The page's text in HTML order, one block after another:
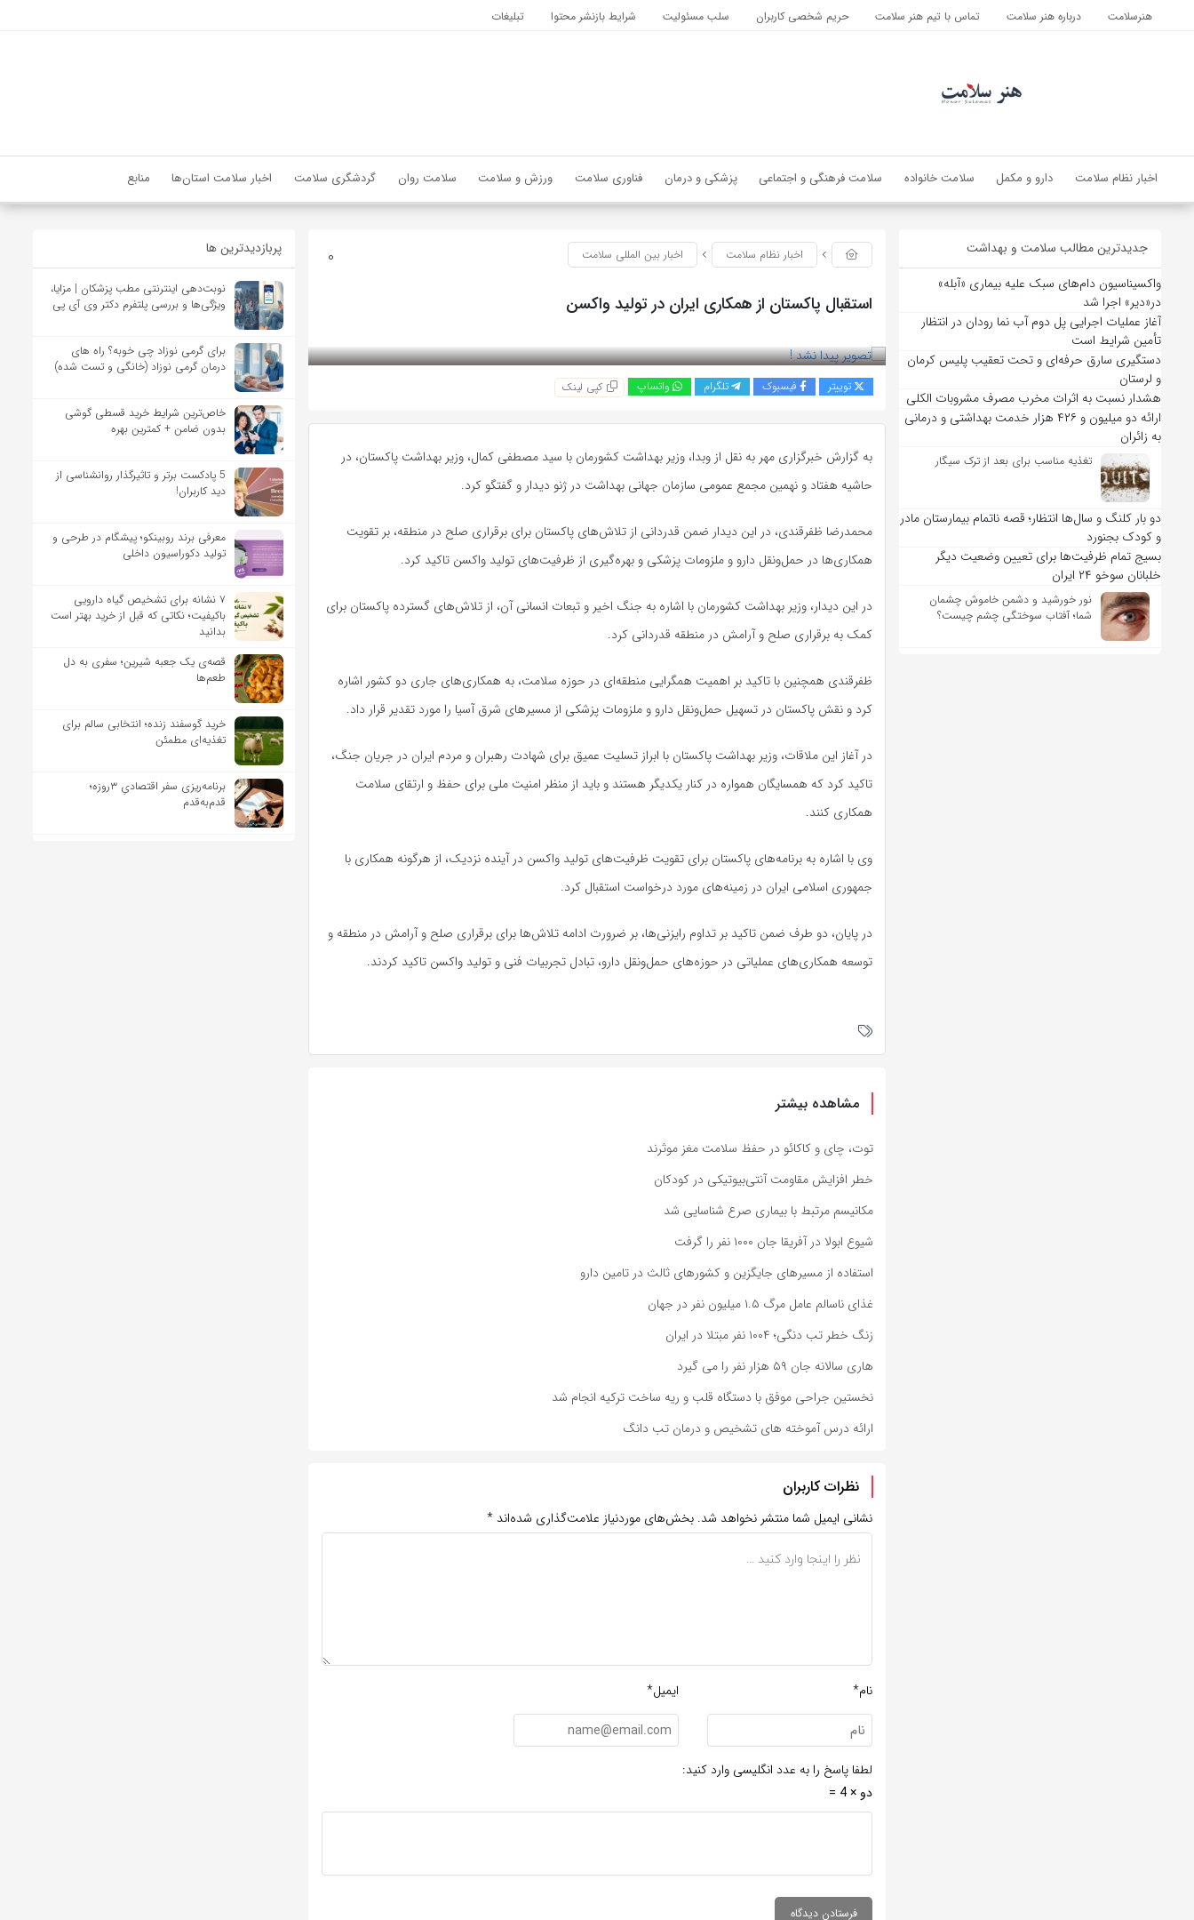
هنرسلامت درباره هنر سلامت تماس با تیم هنر سلامت حریم شخصی کاربران سلب مسئولیت شرایط بازنشر محتوا تبلیغات
اخبار نظام سلامت دارو و مکمل سلامت خانواده سلامت فرهنگی و اجتماعی پزشکی و درمان فناوری سلامت ورزش و سلامت سلامت روان گردشگری سلامت اخبار سلامت استان‌ها منابع
جدیدترین مطالب سلامت و بهداشت
واکسیناسیون دام‌های سبک علیه بیماری «آبله»
در«دیر» اجرا شد
آغاز عملیات اجرایی پل دوم آب نما رودان در انتظار
تأمین شرایط است
دستگیری سارق حرفه‌ای و تحت تعقیب پلیس کرمان
و لرستان
هشدار نسبت به اثرات مخرب مصرف مشروبات الکلی
ارائه دو میلیون و ۴۲۶ هزار خدمت بهداشتی و درمانی
به زائران
تغذیه مناسب برای بعد از ترک سیگار
دو بار کلنگ و سال‌ها انتظار؛ قصه ناتمام بیمارستان مادر
و کودک بجنورد
بسیج تمام ظرفیت‌ها برای تعیین وضعیت دیگر
خلبانان سوخو ۲۴ ایران
نور خورشید و دشمن خاموش چشمان
شما؛ آفتاب سوختگی چشم چیست؟
0 اخبار نظام سلامت اخبار بین المللی سلامت
استقبال پاکستان از همکاری ایران در تولید واکسن
توییتر فیسبوک تلگرام واتساپ کپی لینک
به گزارش خبرگزاری مهر به نقل از وبدا، وزیر بهداشت کشورمان با سید مصطفی کمال، وزیر بهداشت پاکستان، در
حاشیه هفتاد و نهمین مجمع عمومی سازمان جهانی بهداشت در ژنو دیدار و گفتگو کرد.
محمدرضا ظفرقندی، در این دیدار ضمن قدردانی از تلاش‌های پاکستان برای برقراری صلح در منطقه، بر تقویت
همکاری‌ها در حمل‌ونقل دارو و ملزومات پزشکی و بهره‌گیری از ظرفیت‌های تولید واکسن تاکید کرد.
در این دیدار، وزیر بهداشت کشورمان با اشاره به جنگ اخیر و تبعات انسانی آن، از تلاش‌های گسترده پاکستان برای
کمک به برقراری صلح و آرامش در منطقه قدردانی کرد.
ظفرقندی همچنین با تاکید بر اهمیت همگرایی منطقه‌ای در حوزه سلامت، به همکاری‌های جاری دو کشور اشاره
کرد و نقش پاکستان در تسهیل حمل‌ونقل دارو و ملزومات پزشکی از مسیرهای شرق آسیا را مورد تقدیر قرار داد.
در آغاز این ملاقات، وزیر بهداشت پاکستان با ابراز تسلیت عمیق برای شهادت رهبران و مردم ایران در جریان جنگ،
تاکید کرد که همسایگان همواره در کنار یکدیگر هستند و باید از منظر امنیت ملی برای حفظ و ارتقای سلامت
همکاری کنند.
وی با اشاره به برنامه‌های پاکستان برای تقویت ظرفیت‌های تولید واکسن در آینده نزدیک، از هرگونه همکاری با
جمهوری اسلامی ایران در زمینه‌های مورد درخواست استقبال کرد.
در پایان، دو طرف ضمن تاکید بر تداوم رایزنی‌ها، بر ضرورت ادامه تلاش‌ها برای برقراری صلح و آرامش در منطقه و
توسعه همکاری‌های عملیاتی در حوزه‌های حمل‌ونقل دارو، تبادل تجربیات فنی و تولید واکسن تاکید کردند.
مشاهده بیشتر
توت، چای و کاکائو در حفظ سلامت مغز موثرند
خطر افزایش مقاومت آنتی‌بیوتیکی در کودکان
مکانیسم مرتبط با بیماری صرع شناسایی شد
شیوع ابولا در آفریقا جان ۱۰۰۰ نفر را گرفت
استفاده از مسیرهای جایگزین و کشورهای ثالث در تامین دارو
غذای ناسالم عامل مرگ ۱.۵ میلیون نفر در جهان
زنگ خطر تب دنگی؛ ۱۰۰۴ نفر مبتلا در ایران
هاری سالانه جان ۵۹ هزار نفر را می گیرد
نخستین جراحی موفق با دستگاه قلب و ریه ساخت ترکیه انجام شد
ارائه درس آموخته های تشخیص و درمان تب دانگ
نظرات کاربران
نشانی ایمیل شما منتشر نخواهد شد. بخش‌های موردنیاز علامت‌گذاری شده‌اند *
نام* ایمیل*
لطفا پاسخ را به عدد انگلیسی وارد کنید:
دو × 4 =
پربازدیدترین ها
نوبت‌دهی اینترنتی مطب پزشکان | مزایا،
ویژگی‌ها و بررسی پلتفرم دکتر وی آی پی
برای گرمی نوزاد چی خوبه؟ راه های
درمان گرمی نوزاد (خانگی و تست شده)
خاص‌ترین شرایط خرید قسطی گوشی
بدون ضامن + کمترین بهره
5 پادکست برتر و تاثیرگذار روانشناسی از
دید کاربران!
معرفی برند روبینکو؛ پیشگام در طرحی و
تولید دکوراسیون داخلی
۷ نشانه برای تشخیص گیاه دارویی
باکیفیت؛ نکاتی که قبل از خرید بهتر است
بدانید
قصه‌ی یک جعبه شیرین؛ سفری به دل
طعم‌ها
خرید گوسفند زنده؛ انتخابی سالم برای
تغذیه‌ای مطمئن
برنامه‌ریزی سفر اقتصادیِ ۳روزه؛
قدم‌به‌قدم